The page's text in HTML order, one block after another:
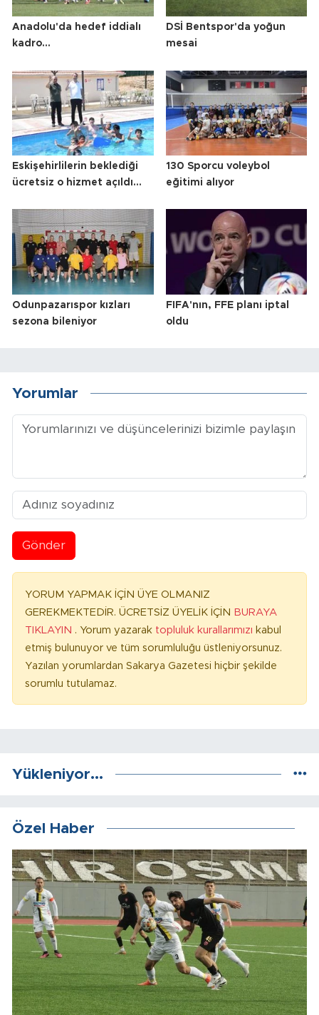
Anadolu'da hedef iddialı
kadro...
DSİ Bentspor'da yoğun
mesai
Eskişehirlilerin beklediği
ücretsiz o hizmet açıldı...
130 Sporcu voleybol
eğitimi alıyor
Odunpazarıspor kızları
sezona bileniyor
FIFA'nın, FFE planı iptal
oldu
Yorumlar
Gönder
YORUM YAPMAK İÇİN ÜYE OLMANIZ
GEREKMEKTEDİR. ÜCRETSİZ ÜYELİK İÇİN BURAYA
TIKLAYIN . Yorum yazarak topluluk kurallarımızı kabul
etmiş bulunuyor ve tüm sorumluluğu üstleniyorsunuz.
Yazılan yorumlardan Sakarya Gazetesi hiçbir şekilde
sorumlu tutulamaz.
Yükleniyor...
Özel Haber